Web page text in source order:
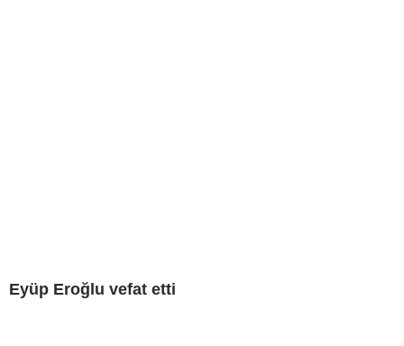
Eyüp Eroğlu vefat etti